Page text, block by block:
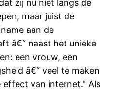
zij nu niet langs de
maar juist de
aan de
â€“ naast het unieke
een vrouw, een
â€“ veel te maken
van internet." Als